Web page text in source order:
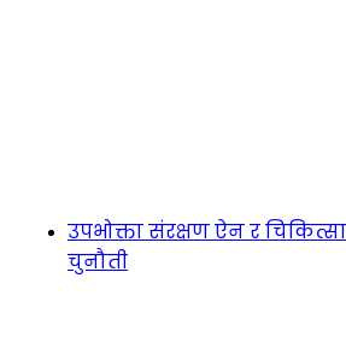
उपभोक्ता संरक्षण ऐन र
चुनौती